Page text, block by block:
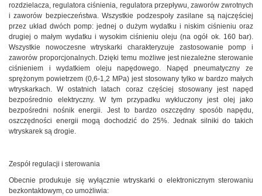
rozdzielacza, regulatora ciśnienia, regulatora przepływu, zaworów zwrotnych
i zaworów bezpieczeństwa. Wszystkie podzespoły zasilane są najczęściej
przez układ dwóch pomp: jednej o dużym wydatku i niskim ciśnieniu oraz
drugiej o małym wydatku i wysokim ciśnieniu oleju (na ogół ok. 160 bar).
Wszystkie nowoczesne wtryskarki charakteryzuje zastosowanie pomp i
zaworów proporcjonalnych. Dzięki temu możliwe jest niezależne sterowanie
ciśnieniem i wydatkiem oleju napędowego. Napęd pneumatyczny ze
sprężonym powietrzem (0,6-1,2 MPa) jest stosowany tylko w bardzo małych
wtryskarkach. W ostatnich latach coraz częściej stosowany jest napęd
bezpośrednio elektryczny. W tym przypadku wykluczony jest olej jako
bezpośredni nośnik energii. Jest to bardzo oszczędny sposób napędu,
oszczędności energii mogą dochodzić do 25%. Jednak silniki do takich
wtryskarek są drogie.
Zespół regulacji i sterowania
Obecnie produkuje się wyłącznie wtryskarki o elektronicznym sterowaniu
bezkontaktowym, co umożliwia: